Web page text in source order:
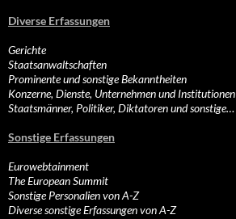
Diverse Erfassungen
Gerichte
Staatsanwaltschaften
Prominente und sonstige Bekanntheiten
Konzerne, Dienste, Unternehmen und Institutionen
Staatsmänner, Politiker, Diktatoren und sonstige…
Sonstige Erfassungen
Eurowebtainment
The European Summit
Sonstige Personalien von A-Z
Diverse sonstige Erfassungen von A-Z